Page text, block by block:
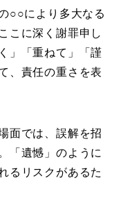
○○により多大なる
こに深く謝罪申し
」「重ねて」「謹
、責任の重さを表
面では、誤解を招
「遺憾」のように
るリスクがあるた